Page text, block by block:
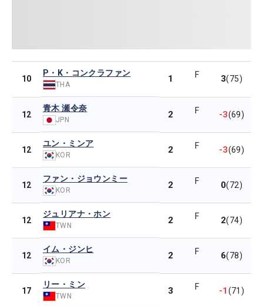
10
P・K・コンクラファン
THA
1 F 3(75)
12
青木 瀬令奈
JPN 2 F -3(69)
12
ユン・ミンア
KOR 2 F -3(69)
12
ファン・ジョウンミー
KOR 2 F 0(72)
12
ジュリアナ・ホン
TWN 2 F 2(74)
12
イム・ジンヒ
KOR 2 F 6(78)
17
リー・ミン
TWN 3 F -1(71)